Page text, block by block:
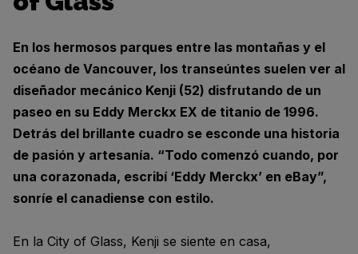
En los hermosos parques entre las montañas y el
océano de Vancouver, los transeúntes suelen ver al
diseñador mecánico Kenji (52) disfrutando de un
paseo en su Eddy Merckx EX de titanio de 1996.
Detrás del brillante cuadro se esconde una historia
de pasión y artesanía. “Todo comenzó cuando, por
una corazonada, escribí ‘Eddy Merckx’ en eBay”,
sonríe el canadiense con estilo.
En la City of Glass, Kenji se siente en casa,